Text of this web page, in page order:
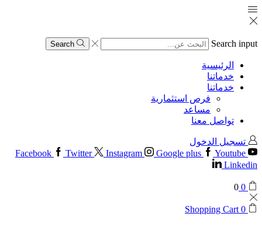
Search input
Search
الرئيسية
خدماتنا
خدماتنا
فرص استثمارية
مساعد
تواصل معنا
تسجيل الدخول
Facebook
Twitter Instagram Google plus
Youtube
Linkedin
0
0
0
Shopping Cart